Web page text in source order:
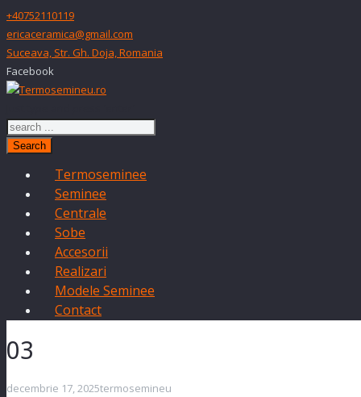
+40752110119
ericaceramica@gmail.com
Suceava, Str. Gh. Doja, Romania
Facebook
Search
Termoseminee
Seminee
Centrale
Sobe
Accesorii
Realizari
Modele Seminee
Contact
03
decembrie 17, 2025termosemineu